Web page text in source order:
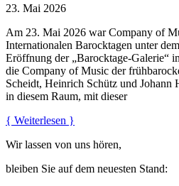
23. Mai 2026
Am 23. Mai 2026 war Company of
Internationalen Barocktagen unter
Eröffnung der „Barocktage-Galerie“
die Company of Music der
Scheidt, Heinrich Schütz und Johann
in diesem Raum, mit dieser
{ Weiterlesen }
Wir lassen von uns hören,
bleiben Sie auf dem neuesten Stand: